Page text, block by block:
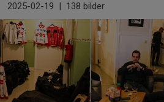
2025-02-19 | 138 bilder